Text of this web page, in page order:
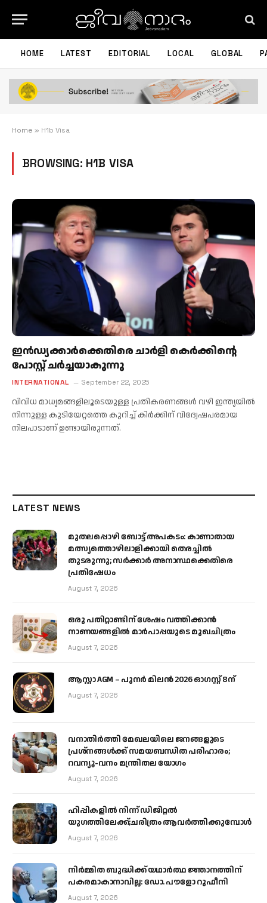
HOME LATEST EDITORIAL LOCAL GLOBAL
Home » H1b Visa
BROWSING: H1B VISA
ഇൻഡ്യക്കാർക്കെതിരെ ചാർളി കെർക്കിന്റെ
പോസ്റ്റ് ചർച്ചയാകുന്നു
INTERNATIONAL September 22, 2025
വിവിധ മാധ്യമങ്ങളിലൂടെയുള്ള പ്രതികരണങ്ങള്‍ വഴി ഇന്ത്യയില്‍
നിന്നുള്ള കുടിയേറ്റത്തെ കുറിച്ച് കിര്‍ക്കിന് വിദ്വേഷപരമായ
നിലപാടാണ് ഉണ്ടായിരുന്നത്.
LATEST NEWS
മുതലപ്പൊഴി ബോട്ട് അപകടം: കാണാതായ
മത്സ്യത്തൊഴിലാളിക്കായി തെരച്ചിൽ
തുടരുന്നു; സർക്കാർ അനാസ്ഥക്കെതിരെ
പ്രതിഷേധം
August 7, 2026
ഒരു പതിറ്റാണ്ടിന് ശേഷം വത്തിക്കാൻ
നാണയങ്ങളിൽ മാർപാപ്പയുടെ മുഖചിത്രം
August 7, 2026
ആസ്റ്റാ AGM – പുനർ മിലൻ 2026 ഓഗസ്റ്റ് 8ന്
August 7, 2026
വനാതിർത്തി മേഖലയിലെ ജനങ്ങളുടെ
പ്രശ്നങ്ങൾക്ക് സമയബന്ധിത പരിഹാരം;
റവന്യൂ-വനം മന്ത്രിതല യോഗം
August 7, 2026
ഹിപ്പികളില്‍ നിന്ന് ഡിജിറ്റല്‍
യുഗത്തിലേക്ക്;ചരിത്രം ആവര്‍ത്തിക്കുമ്പോള്‍
August 7, 2026
നിർമ്മിത ബുദ്ധിക്ക് യഥാർത്ഥ ജ്ഞാനത്തിന്
പകരമാകാനാവില്ല: ഡോ. പൗളോ റുഫീനി
August 7, 2026